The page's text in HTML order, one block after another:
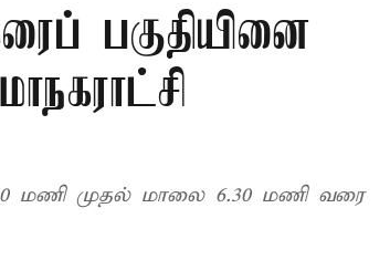
பகுதியினை
மணி முதல் மாலை 6.30 மணி வரை